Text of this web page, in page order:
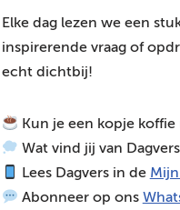
e
l
e
Elke dag lezen we een
inspirerende vraag of
echt dichtbij!
Kun je een kopje koffie
Wat vind jij van
Lees Dagvers in de
Abonneer op ons